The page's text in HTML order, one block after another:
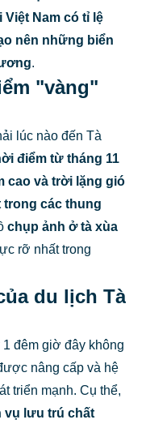
Nam có tỉ lệ
nên những biển
.
"vàng"
lúc nào đến Tà
điểm từ tháng 11
cao và trời lặng gió
trong các thung
chụp ảnh ở tà xùa
rỡ nhất trong
du lịch Tà
đêm giờ đây không
nâng cấp và hệ
triển mạnh. Cụ thể,
vụ lưu trú chất